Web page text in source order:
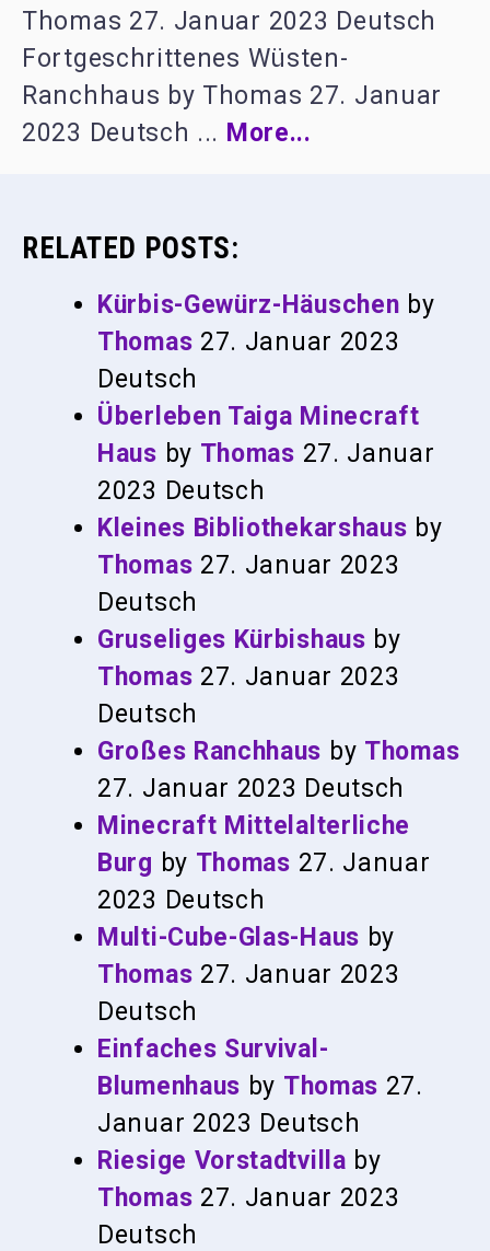
Thomas 27. Januar 2023 Deutsch
Fortgeschrittenes Wüsten-
Ranchhaus by Thomas 27. Januar
2023 Deutsch ... More...
RELATED POSTS:
Kürbis-Gewürz-Häuschen by
Thomas 27. Januar 2023
Deutsch
Überleben Taiga Minecraft
Haus by Thomas 27. Januar
2023 Deutsch
Kleines Bibliothekarshaus by
Thomas 27. Januar 2023
Deutsch
Gruseliges Kürbishaus by
Thomas 27. Januar 2023
Deutsch
Großes Ranchhaus by Thomas
27. Januar 2023 Deutsch
Minecraft Mittelalterliche
Burg by Thomas 27. Januar
2023 Deutsch
Multi-Cube-Glas-Haus by
Thomas 27. Januar 2023
Deutsch
Einfaches Survival-
Blumenhaus by Thomas 27.
Januar 2023 Deutsch
Riesige Vorstadtvilla by
Thomas 27. Januar 2023
Deutsch